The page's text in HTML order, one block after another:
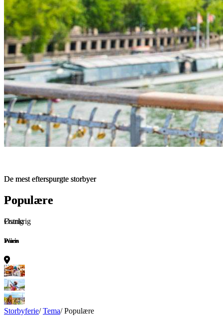
De mest efterspurgte storbyer
Populære
Østrig
Wien
De mest efterspurgte storbyer
Populære
Frankrig
Paris
De mest efterspurgte storbyer
Populære
Spanien
Barcelona
Storbyferie/ Tema/ Populære